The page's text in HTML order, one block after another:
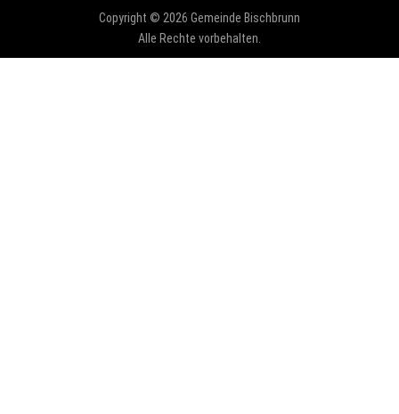
Copyright © 2026 Gemeinde Bischbrunn
Alle Rechte vorbehalten.